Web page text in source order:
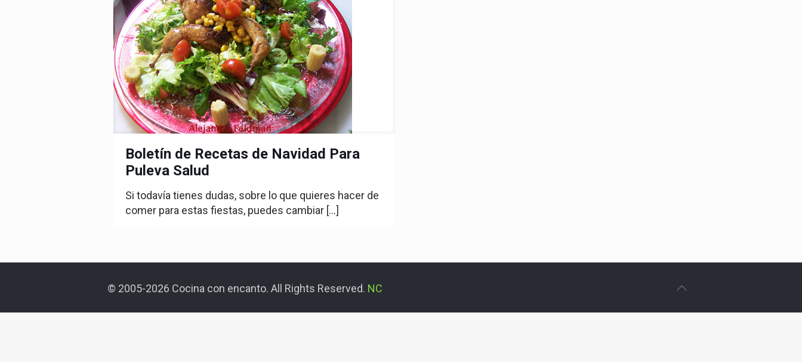
Boletín de Recetas de Navidad Para
Puleva Salud
Si todavía tienes dudas, sobre lo que quieres hacer de
comer para estas fiestas, puedes cambiar[…]
© 2005-2026 Cocina con encanto. All Rights Reserved. NC